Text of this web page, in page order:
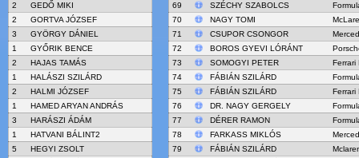
2
GEDŐ MIKI
2
GORTVA JÓZSEF
3
GYÖRGY DÁNIEL
1
GYŐRIK BENCE
2
HAJAS TAMÁS
1
HALÁSZI SZILÁRD
2
HALMI JÓZSEF
1
HAMED ARYAN ANDRÁS
3
HARÁSZI ÁDÁM
1
HATVANI BÁLINT2
5
HEGYI ZSOLT
69
SZÉCHY SZABOLCS
70
NAGY TOMI
71
CSUPOR CSONGOR
72
BOROS GYEVI LÓRÁNT
73
SOMOGYI PETER
Ferrari
74
FÁBIÁN SZILÁRD
75
FÁBIÁN SZILÁRD
Ferrari
76
DR. NAGY GERGELY
77
DÉRER RAMON
78
FARKASS MIKLÓS
79
FÁBIÁN SZILÁRD